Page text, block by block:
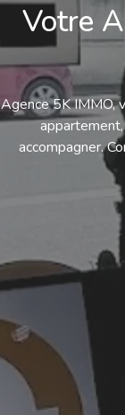
Votre
Agence 5K IMMO,
accompagner.